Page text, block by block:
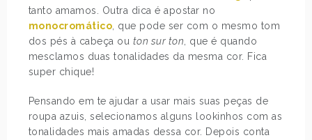
tanto amamos. Outra dica é apostar no
monocromático , que pode ser com o mesmo tom
dos pés à cabeça ou ton sur ton , que é quando
mesclamos duas tonalidades da mesma cor. Fica
super chique!
Pensando em te ajudar a usar mais suas peças de
roupa azuis, selecionamos alguns lookinhos com as
tonalidades mais amadas dessa cor. Depois conta